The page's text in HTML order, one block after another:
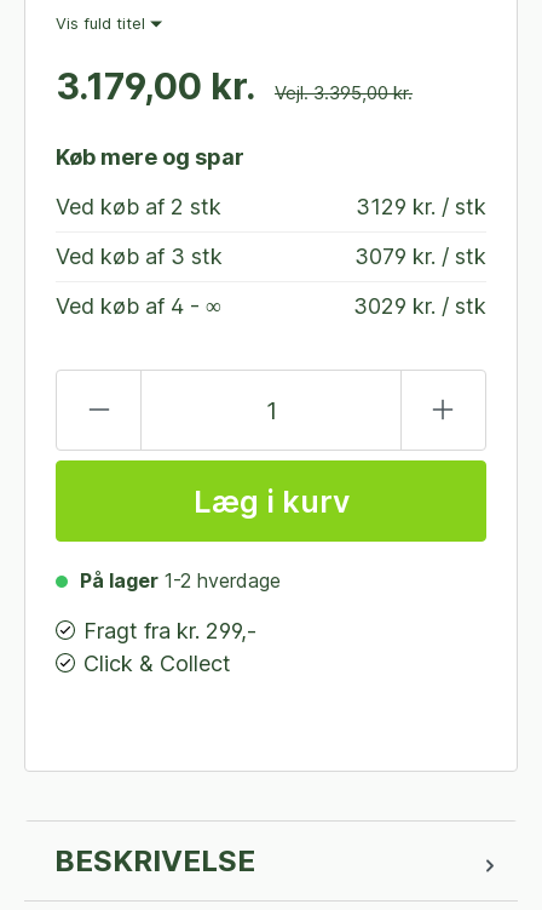
Vis fuld titel
3.179,00 kr. Vejl. 3.395,00 kr.
Køb mere og spar
Ved køb af 2 stk
3129 kr. / stk
Ved køb af 3 stk
3079 kr. / stk
Ved køb af 4 - ∞ 3029 kr. / stk
Læg i kurv
På lager 1-2 hverdage
Fragt fra kr. 299,-
Click & Collect
BESKRIVELSE